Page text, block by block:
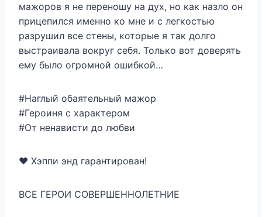
мажоров я не переношу на дух, но как назло он
прицепился именно ко мне и с легкостью
разрушил все стены, которые я так долго
выстраивала вокруг себя. Только вот доверять
ему было огромной ошибкой…
#Наглый обаятельный мажор
#Героиня с характером
#От ненависти до любви
❤️ Хэппи энд гарантирован!
ВСЕ ГЕРОИ СОВЕРШЕННОЛЕТНИЕ